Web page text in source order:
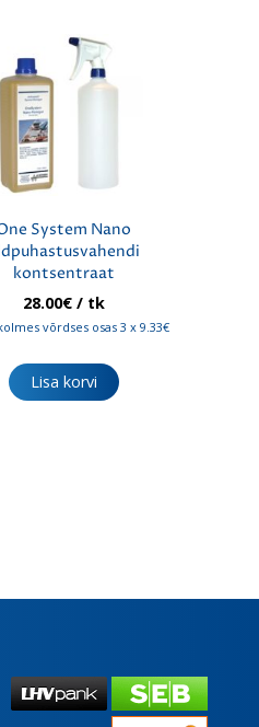
System Nano
kontsentraat
28.00€/ tk
võrdses osas 3 x 9.33€
Lisa korvi